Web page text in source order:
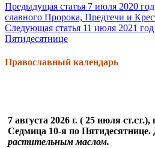
Предыдущая статья 7 июля 2020
славного Пророка, Предтечи и
Следующая статья 11 июля 2021
Пятидесятнице
Православный календарь
7 августа 2026 г. ( 25 июля
Седмица 10-я по Пятидесятнице.
растительным маслом.